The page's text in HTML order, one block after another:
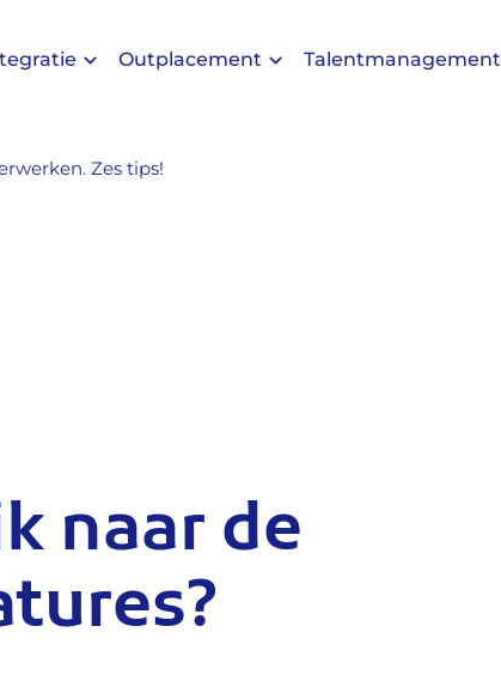
Outplacement Talentmanagement
Zes tips!
naar de